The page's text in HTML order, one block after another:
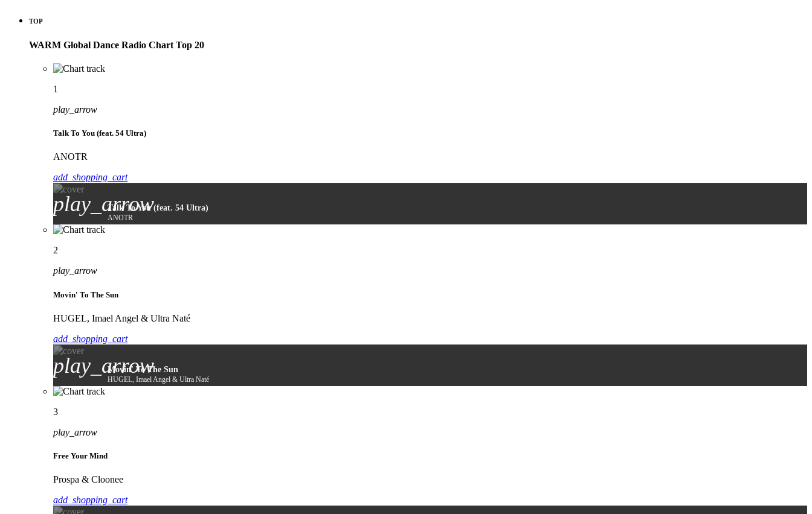
TOP
WARM Global Dance Radio Chart Top 20
1
play_arrow
Talk To You (feat. 54 Ultra)
ANOTR
add_shopping_cart
play_arrowTalk To You (feat. 54 Ultra)
ANOTR
2
play_arrow
Movin' To The Sun
HUGEL, Imael Angel & Ultra Naté
add_shopping_cart
play_arrow
Movin' To The Sun
HUGEL, Imael Angel & Ultra Naté
3
play_arrow
Free Your Mind
Prospa & Cloonee
add_shopping_cart